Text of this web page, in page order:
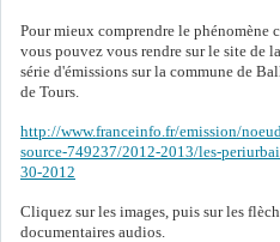
Pour mieux comprendre le phénomène
vous pouvez vous rendre sur le site de
série d'émissions sur la commune de
de Tours.
http://www.franceinfo.fr/emission/
source-749237/2012-2013/les-
30-2012
Cliquez sur les images, puis sur les
documentaires audios.